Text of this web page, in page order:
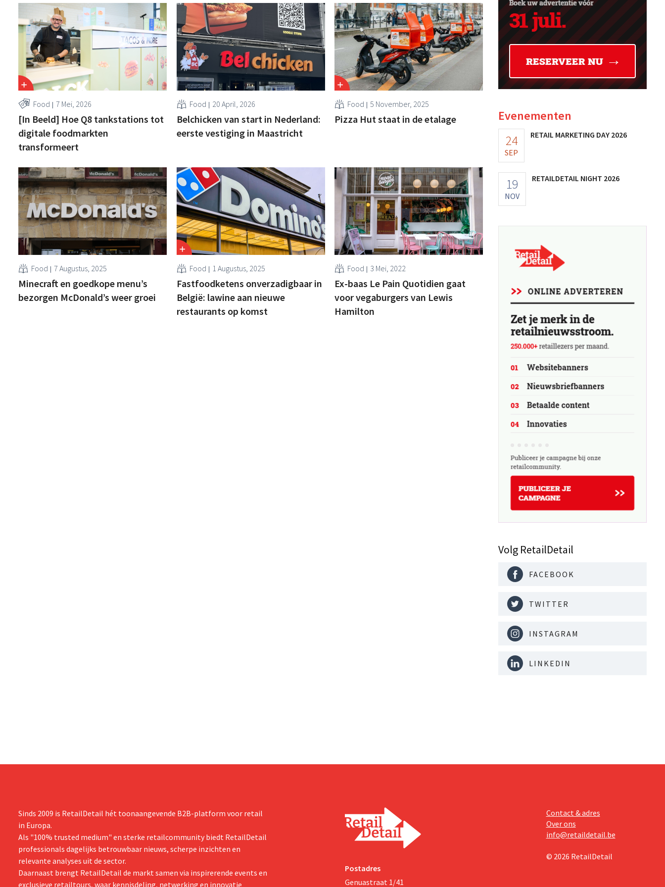
Food 7 Mei, 2026
[In Beeld] Hoe Q8 tankstations tot
digitale foodmarkten
transformeert
Food 20 April, 2026
Belchicken van start in Nederland:
eerste vestiging in Maastricht
Food 5 November, 2025
Pizza Hut staat in de etalage
Food 7 Augustus, 2025
Minecraft en goedkope menu’s
bezorgen McDonald’s weer groei
Food 1 Augustus, 2025
Fastfoodketens onverzadigbaar in
België: lawine aan nieuwe
restaurants op komst
Food 3 Mei, 2022
Ex-baas Le Pain Quotidien gaat
voor vegaburgers van Lewis
Hamilton
Evenementen
24
SEP
RETAIL MARKETING DAY 2026
19
NOV
RETAILDETAIL NIGHT 2026
Volg RetailDetail
FACEBOOK
TWITTER
INSTAGRAM
LINKEDIN
Sinds 2009 is RetailDetail hét toonaangevende B2B-platform voor retail
in Europa.
Als "100% trusted medium" en sterke retailcommunity biedt RetailDetail
professionals dagelijks betrouwbaar nieuws, scherpe inzichten en
relevante analyses uit de sector.
Daarnaast brengt RetailDetail de markt samen via inspirerende events en
exclusieve retailtours, waar kennisdeling, netwerking en innovatie
Postadres
Genuastraat 1/41
Contact & adres
Over ons
info@retaildetail.be
© 2026 RetailDetail